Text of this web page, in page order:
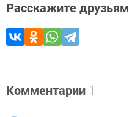
Расскажите друзьям
Комментарии 1